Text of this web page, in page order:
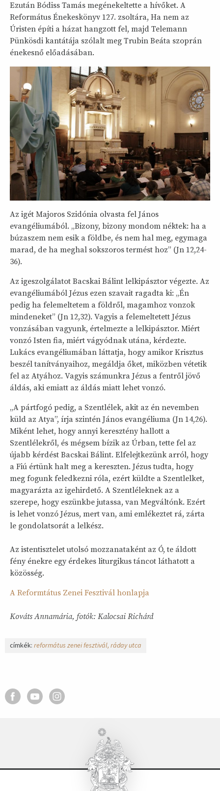
Ezután Bódiss Tamás megénekeltette a hívőket. A
Református Énekeskönyv 127. zsoltára, Ha nem az
Úristen építi a házat hangzott fel, majd Telemann
Pünkösdi kantátája szólalt meg Trubin Beáta szoprán
énekesnő előadásában.
Az igét Majoros Szidónia olvasta fel János
evangéliumából. „Bizony, bizony mondom néktek: ha a
búzaszem nem esik a földbe, és nem hal meg, egymaga
marad, de ha meghal sokszoros termést hoz” (Jn 12,24-
36).
Az igeszolgálatot Bacskai Bálint lelkipásztor végezte. Az
evangéliumából Jézus ezen szavait ragadta ki: „Én
pedig ha felemeltetem a földről, magamhoz vonzok
mindeneket” (Jn 12,32). Vagyis a felemeltetett Jézus
vonzásában vagyunk, értelmezte a lelkipásztor. Miért
vonzó Isten fia, miért vágyódnak utána, kérdezte.
Lukács evangéliumában láttatja, hogy amikor Krisztus
beszél tanítványaihoz, megáldja őket, miközben vétetik
fel az Atyához. Vagyis számunkra Jézus a fentről jövő
áldás, aki emiatt az áldás miatt lehet vonzó.
„A pártfogó pedig, a Szentlélek, akit az én nevemben
küld az Atya”, írja szintén János evangéliuma (Jn 14,26).
Miként lehet, hogy annyi keresztény hallott a
Szentlélekről, és mégsem bízik az Úrban, tette fel az
újabb kérdést Bacskai Bálint. Elfelejtkezünk arról, hogy
a Fiú értünk halt meg a kereszten. Jézus tudta, hogy
meg fogunk feledkezni róla, ezért küldte a Szentlelket,
magyarázta az igehirdető. A Szentléleknek az a
szerepe, hogy eszünkbe jutassa, van Megváltónk. Ezért
is lehet vonzó Jézus, mert van, ami emlékeztet rá, zárta
le gondolatsorát a lelkész.
Az istentisztelet utolsó mozzanataként az Ó, te áldott
fény énekre egy érdekes liturgikus táncot láthatott a
közösség.
A Reformtátus Zenei Fesztivál honlapja
Kováts Annamária, fotók: Kalocsai Richárd
címkék: református zenei fesztivál ráday utca